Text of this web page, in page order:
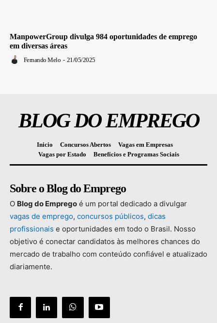
ManpowerGroup divulga 984 oportunidades de emprego
em diversas áreas
Fernando Melo - 21/05/2025
BLOG DO EMPREGO
Inicio Concursos Abertos
Vagas em Empresas
Vagas por Estado
Benefícios e Programas Sociais
Sobre o Blog do Emprego
O Blog do Emprego é um portal dedicado a divulgar
vagas de emprego, concursos públicos, dicas
profissionais e oportunidades em todo o Brasil. Nosso
objetivo é conectar candidatos às melhores chances do
mercado de trabalho com conteúdo confiável e atualizado
diariamente.